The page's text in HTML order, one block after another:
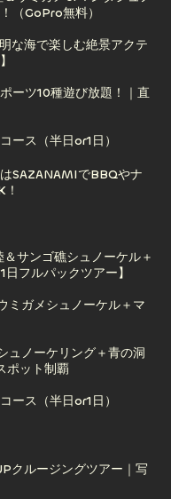
影付き・泳がなくても
（GoPro無料）
ウミガメorマンタシュノ
な海で楽しむ絶景アクテ
な海で楽しむ絶景アクテ
ーツ10種遊び放題！｜直
ース（半日or1日）
ース（半日or1日）
SAZANAMIでBBQやナ
！サンゴ礁シュノーケル＋
フルパックツアー】
サンゴ礁シュノーケル＋
ミガメシュノーケル＋マ
ガメシュノーケル＋マ
ュノーケリング＋青の洞
ポット制覇
ット制覇
ース（半日or1日）
ース（半日or1日）
クルージングツアー｜写